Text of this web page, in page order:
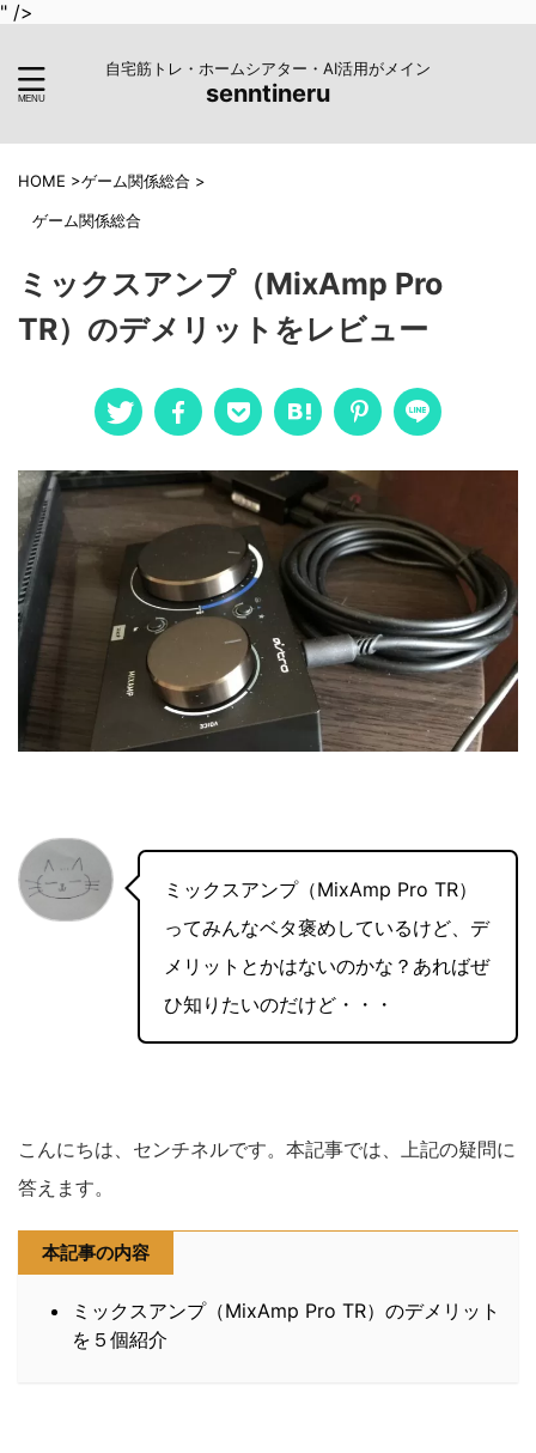
" />
自宅筋トレ・ホームシアター・AI活用がメイン
senntineru
HOME >ゲーム関係総合 >
ゲーム関係総合
ミックスアンプ（MixAmp Pro
TR）のデメリットをレビュー
ミックスアンプ（MixAmp Pro TR）
ってみんなベタ褒めしているけど、デ
メリットとかはないのかな？あればぜ
ひ知りたいのだけど・・・
こんにちは、センチネルです。本記事では、上記の疑問に
答えます。
本記事の内容
ミックスアンプ（MixAmp Pro TR）のデメリット
を５個紹介